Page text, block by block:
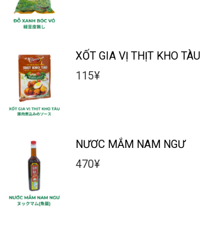
XỐT GIA VỊ THỊT KHO TÀU
115¥
NƯƠC MẮM NAM NGƯ
470¥